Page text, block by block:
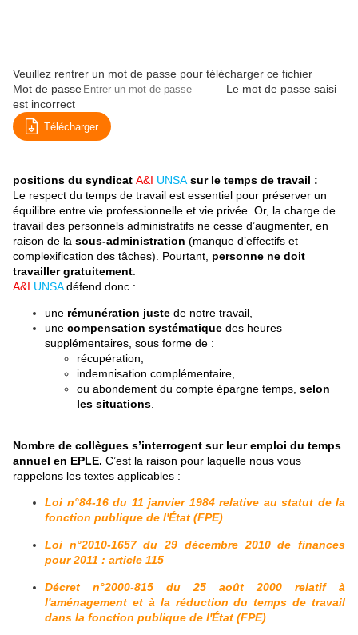
Veuillez rentrer un mot de passe pour télécharger ce fichier
Mot de passe
Le mot de passe saisi
est incorrect
Télécharger
positions du syndicat A&I UNSA sur le temps de travail :
Le respect du temps de travail est essentiel pour préserver un
équilibre entre vie professionnelle et vie privée. Or, la charge de
travail des personnels administratifs ne cesse d’augmenter, en
raison de la sous-administration (manque d’effectifs et
complexification des tâches). Pourtant, personne ne doit
travailler gratuitement
A&I UNSAdéfend donc :
une rémunération juste de notre travail,
une compensation systématique des heures
supplémentaires, sous forme de :
récupération,
indemnisation complémentaire,
ou abondement du compte épargne temps, selon
les situations
Nombre de collègues s’interrogent sur leur emploi du temps
annuel en EPLE. C’est la raison pour laquelle nous vous
rappelons les textes applicables :
Loi n°84-16 du 11 janvier 1984 relative au statut de la
fonction publique de l'État (FPE)
Loi n°2010-1657 du 29 décembre 2010 de finances
pour 2011 : article 115
Décret n°2000-815 du 25 août 2000 relatif à
l'aménagement et à la réduction du temps de travail
dans la fonction publique de l'État (FPE)